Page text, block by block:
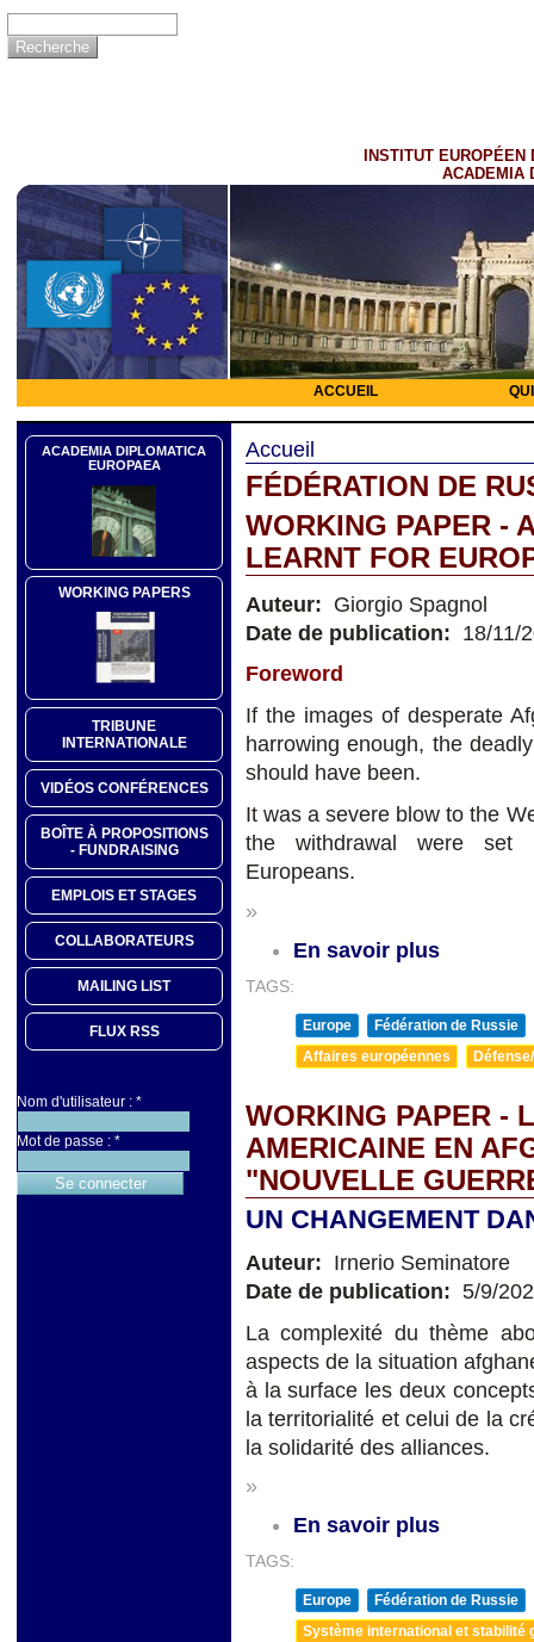
INSTITUT EUROPÉEN
ACADEMIA
ACCUEIL
ACADEMIA DIPLOMATICA
EUROPAEA
WORKING PAPERS
TRIBUNE
INTERNATIONALE
VIDÉOS CONFÉRENCES
BOÎTE À PROPOSITIONS
- FUNDRAISING
EMPLOIS ET STAGES
COLLABORATEURS
MAILING LIST
FLUX RSS
Nom d'utilisateur : *
Mot de passe : *
Accueil
FÉDÉRATION DE
WORKING PAPER -
LEARNT FOR
Auteur: Giorgio Spagnol
Date de publication: 18/11/
Foreword
If the images of desperate
harrowing enough, the
should have been.
It was a severe blow to the
the withdrawal were set
Europeans.
»
En savoir plus
TAGS:
Europe
Fédération de Russie
Affaires européennes
WORKING PAPER -
AMERICAINE EN
"NOUVELLE
UN CHANGEMENT
Auteur: Irnerio Seminatore
Date de publication: 5/9/
La complexité du thème
aspects de la situation
à la surface les deux
la territorialité et celui de la
la solidarité des alliances.
»
En savoir plus
TAGS:
Europe
Fédération de Russie
Système international et stabilité